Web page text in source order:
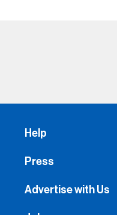
Help
Press
Advertise with Us